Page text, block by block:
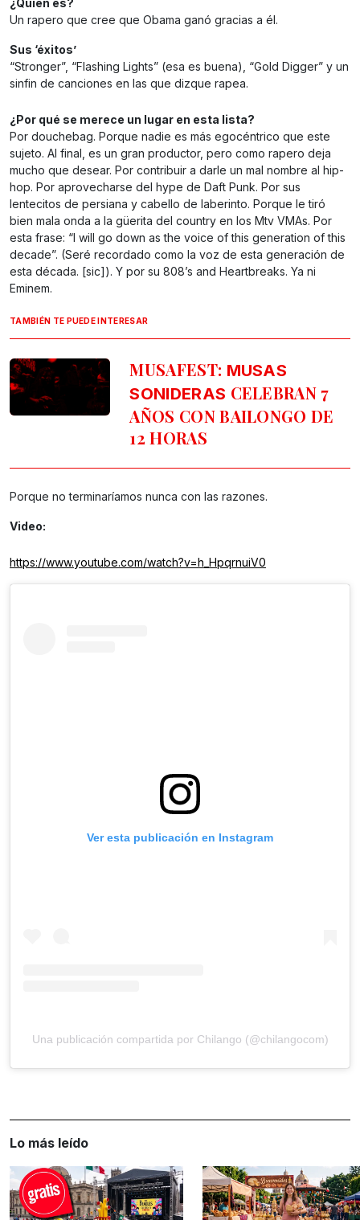
¿Quién es?
Un rapero que cree que Obama ganó gracias a él.
Sus ‘éxitos’
“Stronger”, “Flashing Lights” (esa es buena), “Gold Digger” y un
sinfin de canciones en las que dizque rapea.
¿Por qué se merece un lugar en esta lista?
Por douchebag. Porque nadie es más egocéntrico que este
sujeto. Al final, es un gran productor, pero como rapero deja
mucho que desear. Por contribuir a darle un mal nombre al hip-
hop. Por aprovecharse del hype de Daft Punk. Por sus
lentecitos de persiana y cabello de laberinto. Porque le tiró
bien mala onda a la güerita del country en los Mtv VMAs. Por
esta frase: “I will go down as the voice of this generation of this
decade”. (Seré recordado como la voz de esta generación de
esta década. [sic]). Y por su 808’s and Heartbreaks. Ya ni
Eminem.
TAMBIÉN TE PUEDE INTERESAR
MUSAFEST: MUSAS
SONIDERAS CELEBRAN 7
AÑOS CON BAILONGO DE
12 HORAS
Porque no terminaríamos nunca con las razones.
Video:
https://www.youtube.com/watch?v=h_HpqrnuiV0
Ver esta publicación en Instagram
Una publicación compartida por Chilango (@chilangocom)
Lo más leído